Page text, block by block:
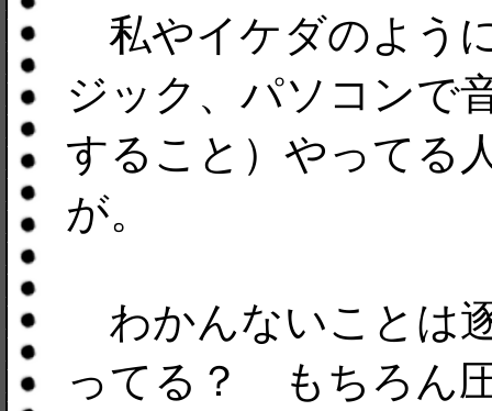
私やイケダのよう
ジック、パソコンで
すること）やってる
が。
わかんないことは
ってる？ もちろん